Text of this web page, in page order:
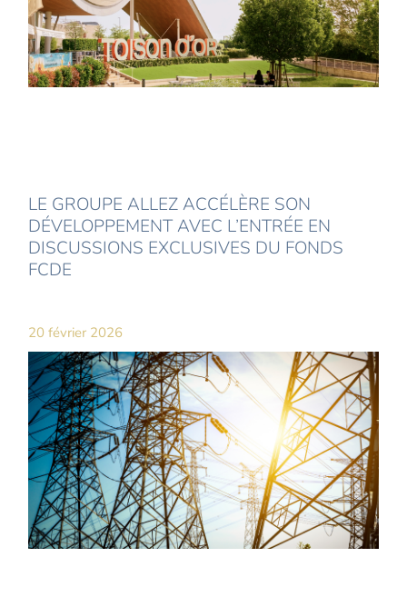
LE GROUPE ALLEZ ACCÉLÈRE SON
DÉVELOPPEMENT AVEC L’ENTRÉE EN
DISCUSSIONS EXCLUSIVES DU FONDS
FCDE
20 février 2026